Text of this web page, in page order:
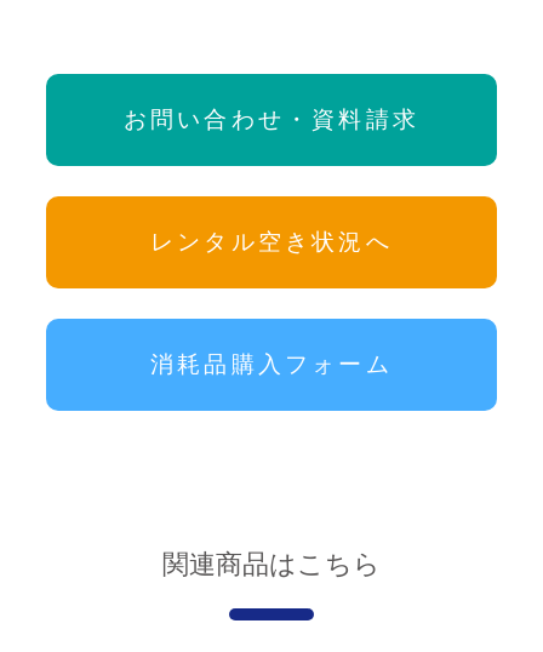
お問い合わせ・資料請求
レンタル空き状況へ
消耗品購入フォーム
関連商品はこちら